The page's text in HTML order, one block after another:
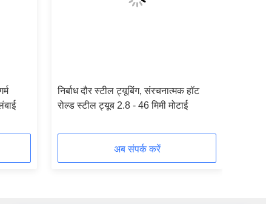
निर्बाध दौर स्टील ट्यूबिंग, संरचनात्मक हॉट
रोल्ड स्टील ट्यूब 2.8 - 46 मिमी मोटाई
अब संपर्क करें